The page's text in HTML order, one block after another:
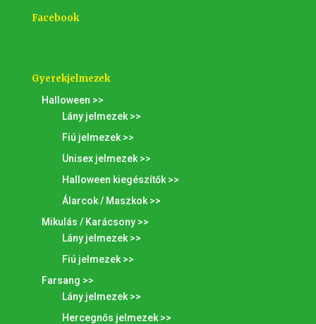
Facebook
Gyerekjelmezek
Halloween >>
Lány jelmezek >>
Fiú jelmezek >>
Unisex jelmezek >>
Halloween kiegészítők >>
Álarcok / Maszkok >>
Mikulás / Karácsony >>
Lány jelmezek >>
Fiú jelmezek >>
Farsang >>
Lány jelmezek >>
Hercegnős jelmezek >>